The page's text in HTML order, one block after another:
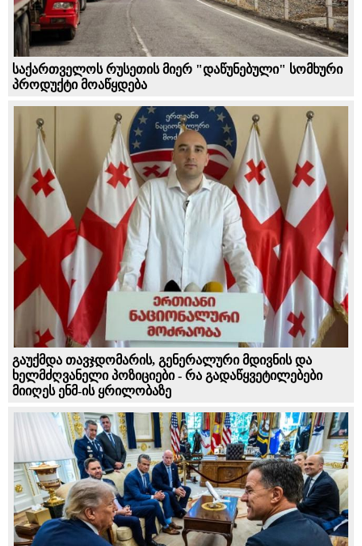
საქართველოს რუსეთის მიერ "დაწუნებული" სომხური
პროდუქტი მოაწყდება
გაუქმდა თავჯდომარის, გენერალური მდივნის და
ხელმძღვანელი პოზიციები - რა გადაწყვეტილებები
მიიღეს ენმ-ის ყრილობაზე